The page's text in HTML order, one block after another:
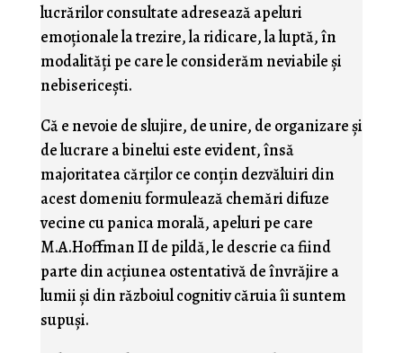
lucrărilor consultate adresează apeluri
emoţionale la trezire, la ridicare, la luptă, în
modalităţi pe care le considerăm neviabile şi
nebisericeşti.
Că e nevoie de slujire, de unire, de organizare şi
de lucrare a binelui este evident, însă
majoritatea cărţilor ce conţin dezvăluiri din
acest domeniu formulează chemări difuze
vecine cu panica morală, apeluri pe care
M.A.Hoffman II de pildă, le descrie ca fiind
parte din acţiunea ostentativă de învrăjire a
lumii şi din războiul cognitiv căruia îi suntem
supuşi.